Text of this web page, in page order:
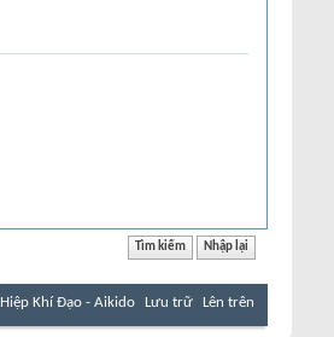
Hiệp Khí Đạo - Aikido Lưu trữ Lên trên